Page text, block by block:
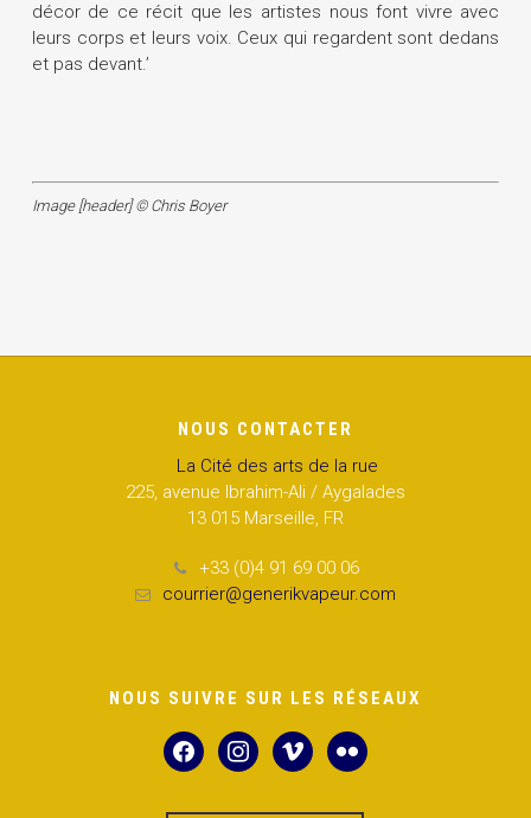
décor de ce récit que les artistes nous font vivre avec
leurs corps et leurs voix. Ceux qui regardent sont dedans
et pas devant.’
Image [header] © Chris Boyer
NOUS CONTACTER
La Cité des arts de la rue
225, avenue Ibrahim-Ali / Aygalades
13 015 Marseille, FR
+33 (0)4 91 69 00 06
courrier@generikvapeur.com
NOUS SUIVRE SUR LES RÉSEAUX
facebookinstagram
vimeo flickr